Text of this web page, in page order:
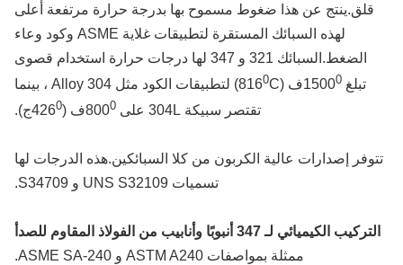
قلق.ينتج عن هذا ضغوط مسموح بها بدرجة حرارة مرتفعة أعلى
لهذه السبائك المستقرة لتطبيقات غلاية ASME وكود وعاء
الضغط.السبائك 321 و 347 لها درجات حرارة استخدام قصوى
0 ف (816
C) لتطبيقات الكود مثل Alloy 304 ، بينما
تقتصر سبيكة 304L على 800
0 ف (4260 ج).
إصدارات عالية الكربون من كلا السبائكين.هذه الدرجات لها
تسميات UNS S32109 و S34709.
الكيميائي لـ 347 أنبوبًا وأنابيب من الفولاذ المقاوم للصدأ
ممثلة بمواصفات ASTM A240 و ASME SA-240.